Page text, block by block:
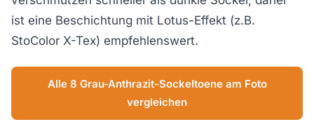
ist eine Beschichtung mit Lotus-Effekt (z.B.
StoColor X-Tex) empfehlenswert.
Alle 8 Grau-Anthrazit-Sockeltoene am Foto
vergleichen